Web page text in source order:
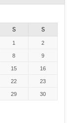
S S
1 2
8 9
15 16
22 23
29 30